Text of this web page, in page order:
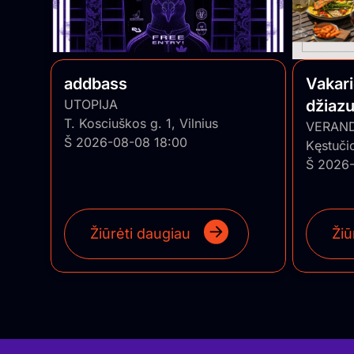
addbass
UTOPIJA
T. Kosciuškos g. 1, Vilnius
Š 2026-08-08 18:00
Žiūrėti daugiau
•
Š